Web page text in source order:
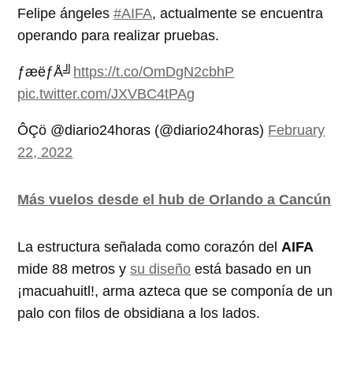
Felipe ángeles#AIFA, actualmente se encuentra
operando para realizar pruebas.
­ƒæë­ƒÅ╝ https://t.co/OmDgN2cbhP
pic.twitter.com/JXVBC4tPAg
ÔÇö @diario24horas (@diario24horas) February
22, 2022
Más vuelos desde el hub de Orlando a Cancún
La estructura señalada como corazón del AIFA
mide 88 metros ysu diseño está basado en un
¡macuahuitl!, arma azteca que se componía de un
palo con filos de obsidiana a los lados.